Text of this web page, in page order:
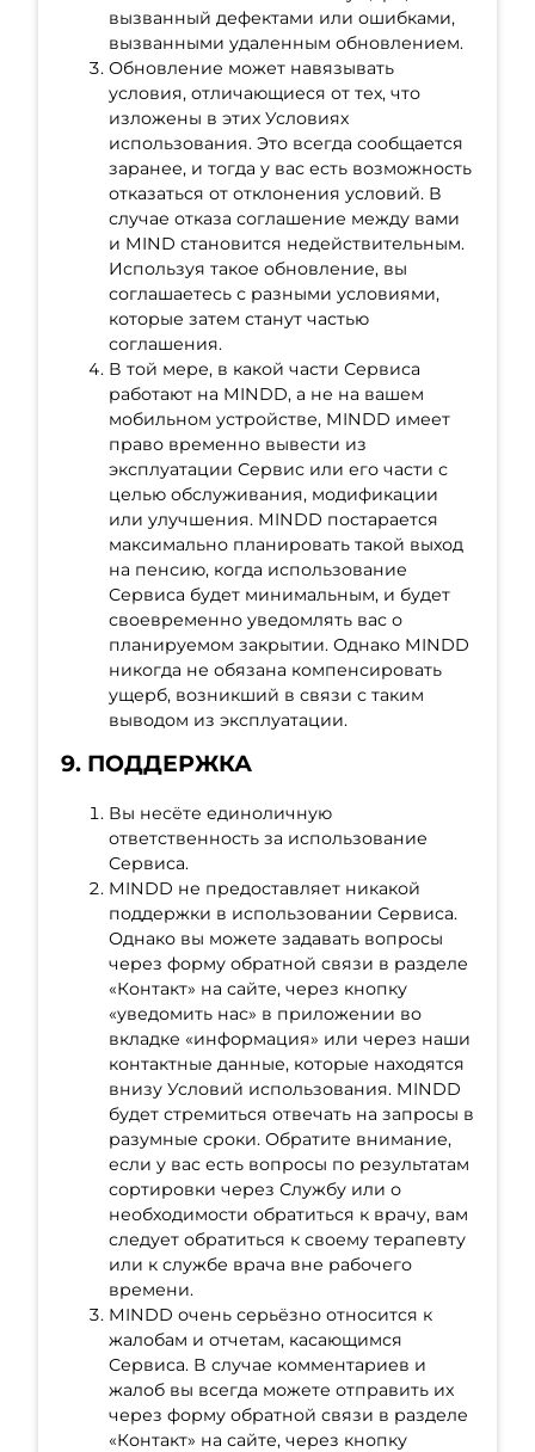
вызванный дефектами или ошибками,
вызванными удаленным обновлением.
Обновление может навязывать
условия, отличающиеся от тех, что
изложены в этих Условиях
использования. Это всегда сообщается
заранее, и тогда у вас есть возможность
отказаться от отклонения условий. В
случае отказа соглашение между вами
и MIND становится недействительным.
Используя такое обновление, вы
соглашаетесь с разными условиями,
которые затем станут частью
соглашения.
В той мере, в какой части Сервиса
работают на MINDD, а не на вашем
мобильном устройстве, MINDD имеет
право временно вывести из
эксплуатации Сервис или его части с
целью обслуживания, модификации
или улучшения. MINDD постарается
максимально планировать такой выход
на пенсию, когда использование
Сервиса будет минимальным, и будет
своевременно уведомлять вас о
планируемом закрытии. Однако MINDD
никогда не обязана компенсировать
ущерб, возникший в связи с таким
выводом из эксплуатации.
9. ПОДДЕРЖКА
Вы несёте единоличную
ответственность за использование
Сервиса.
MINDD не предоставляет никакой
поддержки в использовании Сервиса.
Однако вы можете задавать вопросы
через форму обратной связи в разделе
«Контакт» на сайте, через кнопку
«уведомить нас» в приложении во
вкладке «информация» или через наши
контактные данные, которые находятся
внизу Условий использования. MINDD
будет стремиться отвечать на запросы в
разумные сроки. Обратите внимание,
если у вас есть вопросы по результатам
сортировки через Службу или о
необходимости обратиться к врачу, вам
следует обратиться к своему терапевту
или к службе врача вне рабочего
времени.
MINDD очень серьёзно относится к
жалобам и отчетам, касающимся
Сервиса. В случае комментариев и
жалоб вы всегда можете отправить их
через форму обратной связи в разделе
«Контакт» на сайте, через кнопку